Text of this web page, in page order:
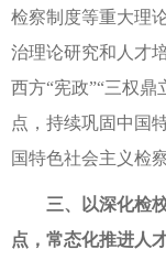
检察制度等重大理
治理论研究和人才
西方“宪政”“三权鼎
点，持续巩固中国
国特色社会主义检
三、以深化检
点，常态化推进人